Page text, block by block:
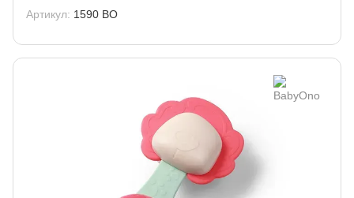
Артикул: 1590 BO